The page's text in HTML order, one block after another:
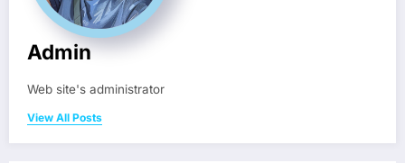
Admin
Web site's administrator
View All Posts